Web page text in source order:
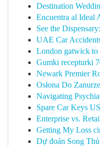
Destination
Encuentra al Ideal
See the
UAE Car
London gatwick to
Gumki recepturki
Newark Premier
Osłona Do
Navigating
Spare Car Keys
Enterprise vs.
Getting My Loss
Dự đoán Song